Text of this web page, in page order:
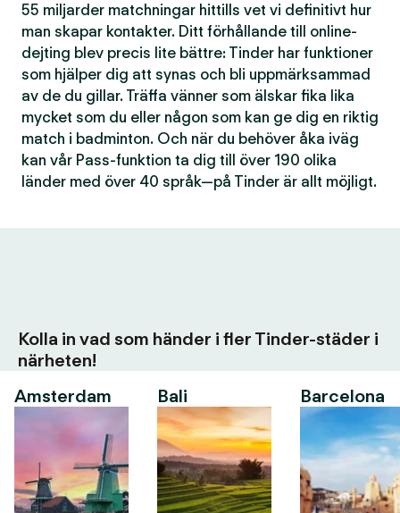
55 miljarder matchningar hittills vet vi definitivt hur
man skapar kontakter. Ditt förhållande till online-
dejting blev precis lite bättre: Tinder har funktioner
som hjälper dig att synas och bli uppmärksammad
av de du gillar. Träffa vänner som älskar fika lika
mycket som du eller någon som kan ge dig en riktig
match i badminton. Och när du behöver åka iväg
kan vår Pass-funktion ta dig till över 190 olika
länder med över 40 språk—på Tinder är allt möjligt.
Kolla in vad som händer i fler Tinder-städer i
närheten!
Amsterdam
Bali Barcelona